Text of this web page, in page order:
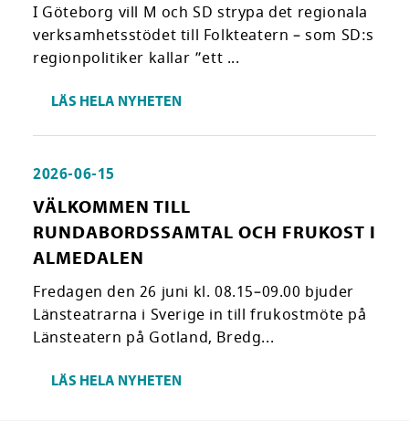
I Göteborg vill M och SD strypa det regionala
verksamhetsstödet till Folkteatern – som SD:s
regionpolitiker kallar ”ett ...
LÄS HELA NYHETEN
2026-06-15
VÄLKOMMEN TILL
RUNDABORDSSAMTAL OCH FRUKOST I
ALMEDALEN
Fredagen den 26 juni kl. 08.15–09.00 bjuder
Länsteatrarna i Sverige in till frukostmöte på
Länsteatern på Gotland, Bredg...
LÄS HELA NYHETEN